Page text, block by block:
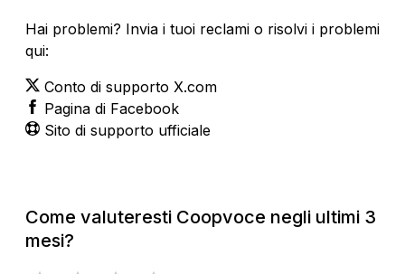
Hai problemi? Invia i tuoi reclami o risolvi i problemi
qui:
Conto di supporto X.com
Pagina di Facebook
Sito di supporto ufficiale
Come valuteresti Coopvoce negli ultimi 3
mesi?